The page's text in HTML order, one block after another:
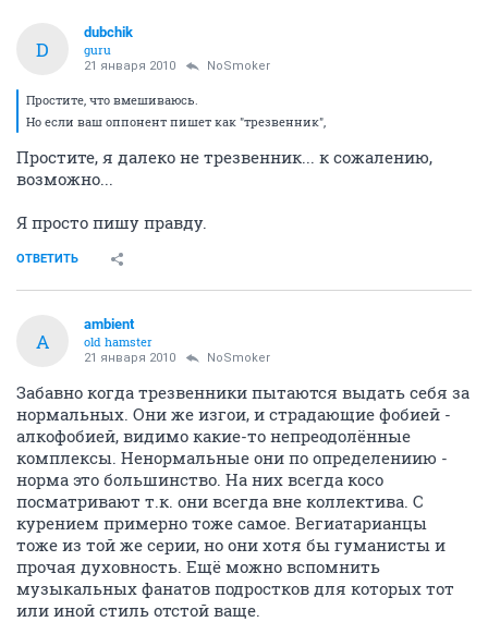
D
dubchik
guru
21 января 2010 NoSmoker
Простите, что вмешиваюсь.
Но если ваш оппонент пишет как "трезвенник",
Простите, я далеко не трезвенник... к сожалению,
возможно...
Я просто пишу правду.
ОТВЕТИТЬ
A
ambient
old hamster
21 января 2010 NoSmoker
Забавно когда трезвенники пытаются выдать себя за
нормальных. Они же изгои, и страдающие фобией -
алкофобией, видимо какие-то непреодолённые
комплексы. Ненормальные они по определениию -
норма это большинство. На них всегда косо
посматривают т.к. они всегда вне коллектива. С
курением примерно тоже самое. Вегиатарианцы
тоже из той же серии, но они хотя бы гуманисты и
прочая духовность. Ещё можно вспомнить
музыкальных фанатов подростков для которых тот
или иной стиль отстой ваще.